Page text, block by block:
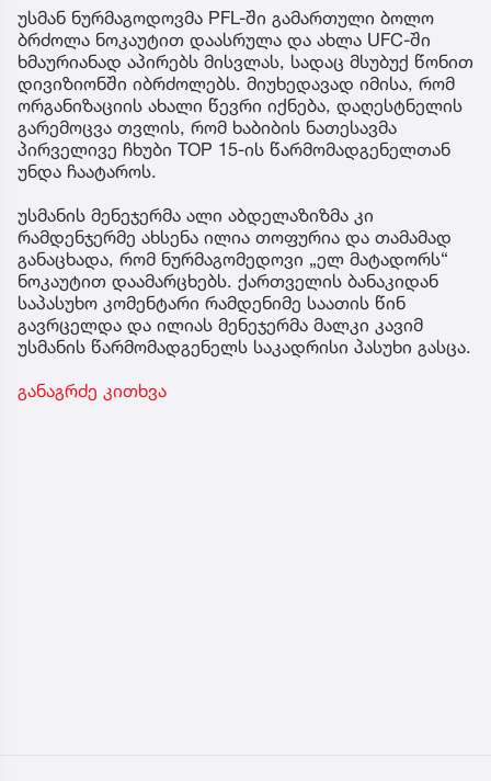
უსმან ნურმაგოდოვმა PFL-ში გამართული ბოლო
ბრძოლა ნოკაუტით დაასრულა და ახლა UFC-ში
ხმაურიანად აპირებს მისვლას, სადაც მსუბუქ წონით
დივიზიონში იბრძოლებს. მიუხედავად იმისა, რომ
ორგანიზაციის ახალი წევრი იქნება, დაღესტნელის
გარემოცვა თვლის, რომ ხაბიბის ნათესავმა
პირველივე ჩხუბი TOP 15-ის წარმომადგენელთან
უნდა ჩაატაროს.
უსმანის მენეჯერმა ალი აბდელაზიზმა კი
რამდენჯერმე ახსენა ილია თოფურია და თამამად
განაცხადა, რომ ნურმაგომედოვი „ელ მატადორს“
ნოკაუტით დაამარცხებს. ქართველის ბანაკიდან
საპასუხო კომენტარი რამდენიმე საათის წინ
გავრცელდა და ილიას მენეჯერმა მალკი კავიმ
უსმანის წარმომადგენელს საკადრისი პასუხი გასცა.
განაგრძე კითხვა